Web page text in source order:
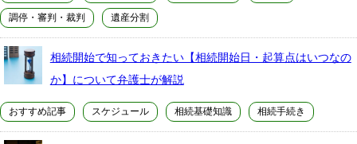
調停・審判・裁判 遺産分割
相続開始で知っておきたい【相続開始日・起算点はいつなの
か】について弁護士が解説
おすすめ記事 スケジュール 相続基礎知識 相続手続き